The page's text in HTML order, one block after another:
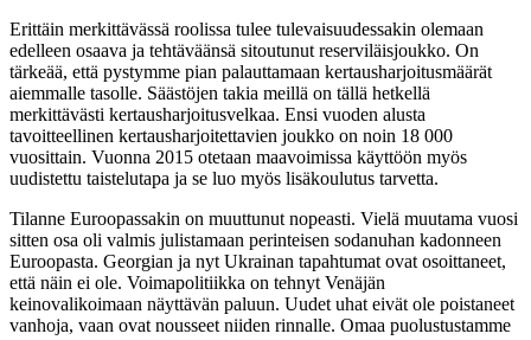
Erittäin merkittävässä roolissa tulee tulevaisuudessakin olemaan
edelleen osaava ja tehtäväänsä sitoutunut reserviläisjoukko. On
tärkeää, että pystymme pian palauttamaan kertausharjoitusmäärät
aiemmalle tasolle. Säästöjen takia meillä on tällä hetkellä
merkittävästi kertausharjoitusvelkaa. Ensi vuoden alusta
tavoitteellinen kertausharjoitettavien joukko on noin 18 000
vuosittain. Vuonna 2015 otetaan maavoimissa käyttöön myös
uudistettu taistelutapa ja se luo myös lisäkoulutus tarvetta.
Tilanne Euroopassakin on muuttunut nopeasti. Vielä muutama vuosi
sitten osa oli valmis julistamaan perinteisen sodanuhan kadonneen
Euroopasta. Georgian ja nyt Ukrainan tapahtumat ovat osoittaneet,
että näin ei ole. Voimapolitiikka on tehnyt Venäjän
keinovalikoimaan näyttävän paluun. Uudet uhat eivät ole poistaneet
vanhoja, vaan ovat nousseet niiden rinnalle. Omaa puolustustamme